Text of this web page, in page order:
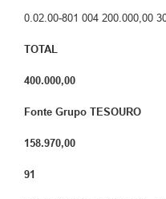
0.02.00-801 004 200.000,00
TOTAL
400.000,00
Fonte Grupo TESOURO
158.970,00
91